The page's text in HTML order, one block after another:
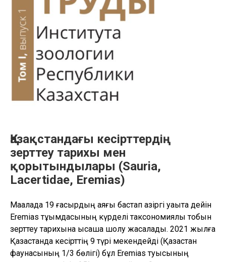
Қазақстандағы кесірттердің
зерттеу тарихы мен
қорытындылары (Sauria,
Lacertidae, Eremias)
Мақалада 19 ғасырдың аяғы бастап қазіргі уақытқа дейін
Eremias тұқымдасының күрделі таксономиялық тобын
зерттеу тарихына қысқаша шолу жасалады. 2021 жылға
Қазақстанда кесірттің 9 түрі мекендейді (Қазақстан
фаунасының 1/3 бөлігі) бұл Eremias туысының